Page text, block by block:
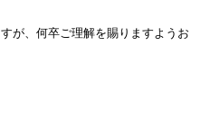
が、何卒ご理解を賜りますようお